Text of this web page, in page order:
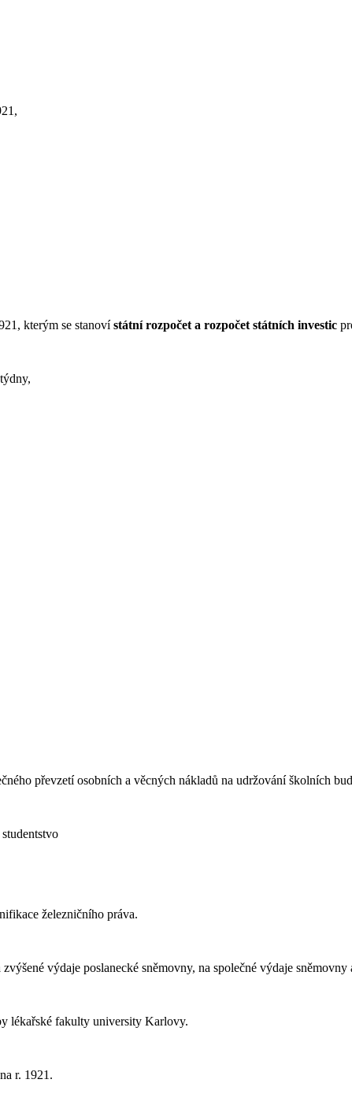
kterým se stanovístátní rozpočet a rozpočet státních investic
převzetí osobních a věcných nákladů na udržování školních
železničního práva.
výdaje poslanecké sněmovny, na společné výdaje sněmovny
lékařské fakulty university Karlovy.
r. 1921.